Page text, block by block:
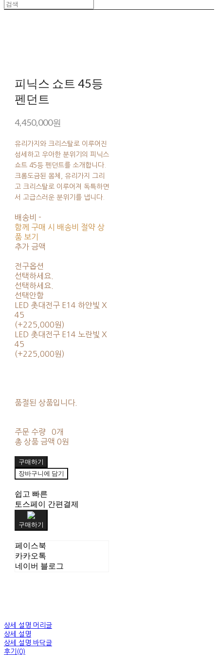
피닉스 쇼트 45등
펜던트
4,450,000원
유리가지와 크리스탈로 이루어진
섬세하고 우아한 분위기의 피닉스
쇼트 45등 펜던트를 소개합니다.
크롬도금된 몸체, 유리가지 그리
고 크리스탈로 이루어져 독특하면
서 고급스러운 분위기를 냅니다.
배송비 -
함께 구매 시 배송비 절약 상
품 보기
추가 금액
전구옵션
선택하세요.
선택하세요.
선택안함
LED 촛대전구 E14 하얀빛 X
45
(+225,000원)
LED 촛대전구 E14 노란빛 X
45
(+225,000원)
품절된 상품입니다.
주문 수량
0개
총 상품 금액 0원
구매하기
장바구니에 담기
쉽고 빠른
토스페이 간편결제
구매하기
페이스북
카카오톡
네이버 블로그
상세 설명 머리글
상세 설명
상세 설명 바닥글
후기(0)